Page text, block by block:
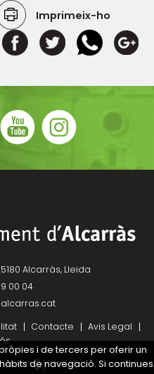
Imprimeix-ho
Alcarràs, Lleida
00 04
Contacte
Avis Legal
per
i de tercers per oferir un
de navegació. Si continues